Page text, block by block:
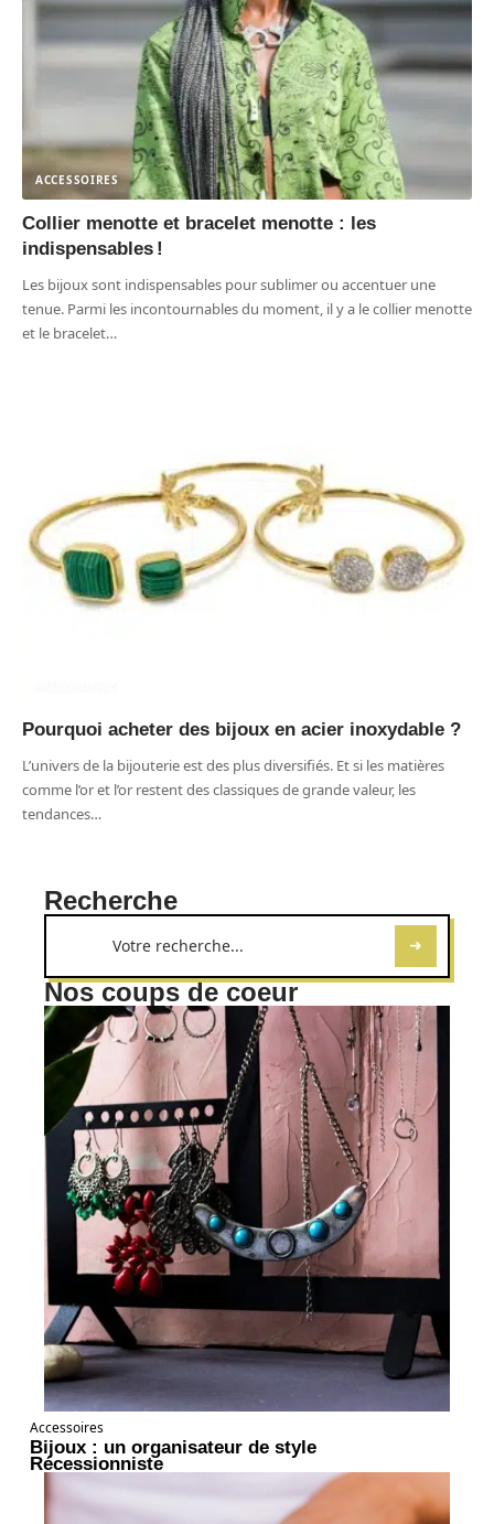
ACCESSOIRES
Collier menotte et bracelet menotte : les
indispensables !
Les bijoux sont indispensables pour sublimer ou accentuer une
tenue. Parmi les incontournables du moment, il y a le collier menotte
et le bracelet…
Pourquoi acheter des bijoux en acier inoxydable ?
L’univers de la bijouterie est des plus diversifiés. Et si les matières
comme l’or et l’or restent des classiques de grande valeur, les
tendances…
Recherche
Nos coups de coeur
Accessoires
Bijoux : un organisateur de style
Récessionniste